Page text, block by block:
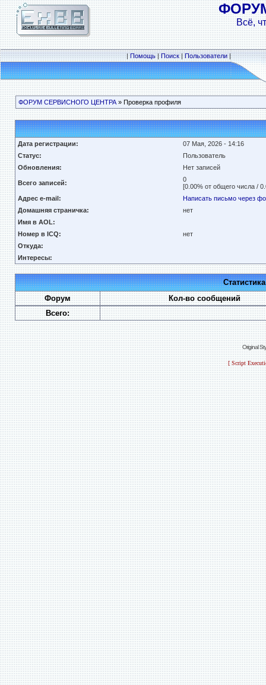
Всё,
|Помощь|Поиск|Пользователи|
ФОРУМ СЕРВИСНОГО ЦЕНТРА» Проверка профиля
Дата регистрации:
07 Мая, 2026 - 14:16
Статус:
Пользователь
Обновления:
Нет записей
Всего записей:
0
[0.00% от общего числа /
Адрес e-mail:
Написать письмо через
Домашняя страничка:
нет
Имя в AOL:
Номер в ICQ:
нет
Откуда:
Интересы:
Форум
Кол-во сообщений
Всего:
Original
[ Script